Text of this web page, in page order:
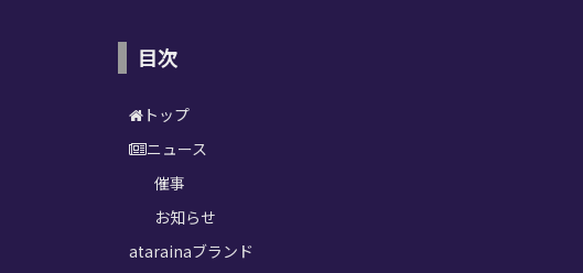
目次
トップ
ニュース
催事
お知らせ
atarainaブランド